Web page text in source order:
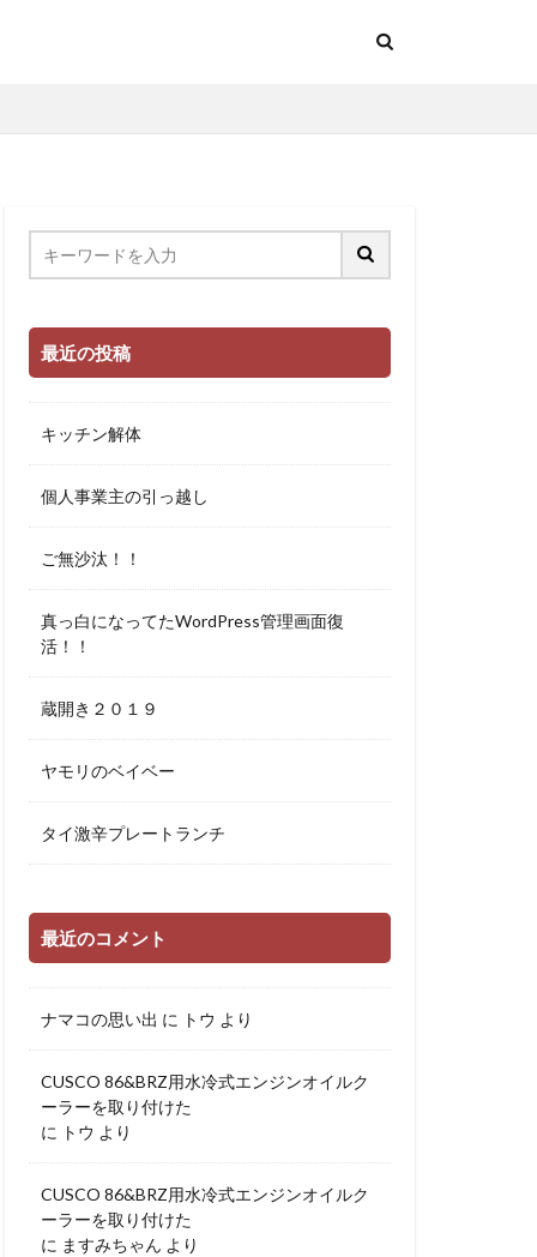
最近の投稿
キッチン解体
個人事業主の引っ越し
ご無沙汰！！
真っ白になってたWordPress管理画面復
活！！
蔵開き２０１９
ヤモリのベイベー
タイ激辛プレートランチ
最近のコメント
ナマコの思い出 に トウ より
CUSCO 86&BRZ用水冷式エンジンオイルク
ーラーを取り付けた
に トウ より
CUSCO 86&BRZ用水冷式エンジンオイルク
ーラーを取り付けた
に ますみちゃん より